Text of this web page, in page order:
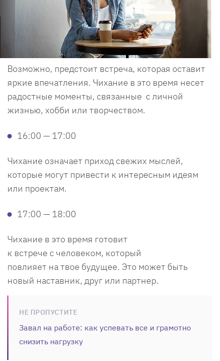
Возможно, предстоит встреча, которая оставит
яркие впечатления. Чихание в это время несет
радостные моменты, связанные с личной
жизнью, хобби или творчеством.
16:00 — 17:00
Чихание означает приход свежих мыслей,
которые могут привести к интересным идеям
или проектам.
17:00 — 18:00
Чихание в это время готовит
к встрече с человеком, который
повлияет на твое будущее. Это может быть
новый наставник, друг или партнер.
НЕ ПРОПУСТИТЕ
Завал на работе: как успевать все и грамотно
снизить нагрузку